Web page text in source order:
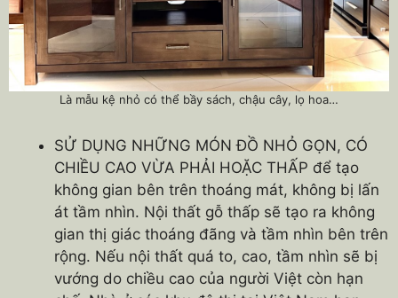
Là mẫu kệ nhỏ có thể bầy sách, chậu cây, lọ hoa…
SỬ DỤNG NHỮNG MÓN ĐỒ NHỎ GỌN, CÓ
CHIỀU CAO VỪA PHẢI HOẶC THẤP để tạo
không gian bên trên thoáng mát, không bị lấn
át tầm nhìn. Nội thất gỗ thấp sẽ tạo ra không
gian thị giác thoáng đãng và tầm nhìn bên trên
rộng. Nếu nội thất quá to, cao, tầm nhìn sẽ bị
vướng do chiều cao của người Việt còn hạn